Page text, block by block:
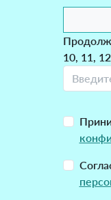
10, 11,